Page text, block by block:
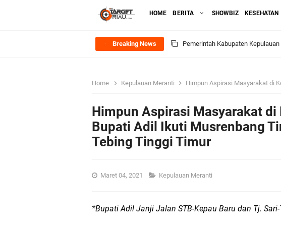
HOME BERITA SHOWBIZ KESEHATAN
Breaking News Pemerintah Kabupaten
Pengurus PWI Kepulauan
Wabup Muzamil Bahas
Hak DBH
Home Kepulauan Meranti Himpun Aspirasi Masyarakat di Kecamatan dan
Himpun Aspirasi Masyarakat di
Bupati Adil Ikuti Musrenbang
Tebing Tinggi Timur
Maret 04, 2021 Kepulauan Meranti
*Bupati Adil Janji Jalan STB-Kepau Baru dan Tj.